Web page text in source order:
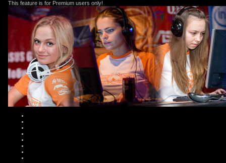
This feature is for Premium users only!